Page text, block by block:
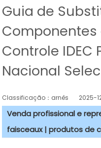
Guia de
Controle IDEC
Nacional
Classificação：arnês 2025-
Venda profissional e
faisceaux | produtos de